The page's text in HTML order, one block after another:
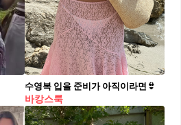
수영복 입을 준비가 아직이라면👙
바캉스룩